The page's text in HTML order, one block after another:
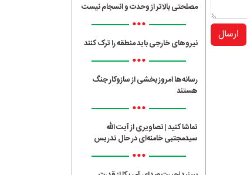
ارسال
مصلحتی بالاتر از وحدت و انسجام نیست
•••
نیروهای خارجی باید منطقه را ترک کنند
•••
رسانه‌ها امروز بخشی از سازوکار جنگ
هستند
•••
تماشا کنید | تصاویری از آیت الله
سیدمجتبی خامنه‌ای در حال تدریس
•••